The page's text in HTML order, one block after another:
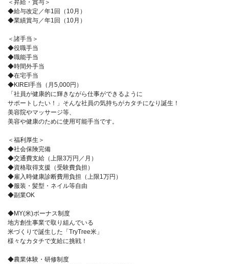
＜昇給・賞与＞
◆給与改定／年1回（10月）
◆業績賞与／年1回（10月）
＜諸手当＞
◆役職手当
◆職能手当
◆時間外手当
◆在宅手当
◆KIREI手当（月5,000円）
「社員が健康的に輝きながら仕事ができるように
サポートしたい！」そんな社員の気持ちがカタチになり誕生！
美容院やマッサージ等、
美容や健康のために使用可能手当です。
＜福利厚生＞
◆社会保険完備
◆交通費支給（上限3万円／月）
◆資格取得支援（受験費負担）
◆雇入時健康診断費用負担（上限1万円）
◆服装・髪型・ネイル等自由
◆副業OK
◆MY(米)ボーナス制度
地方創生事業で取り組んでいる
米づくりで誕生した「TryTree米」
様々なカタチで支給に挑戦！
◆農業体験・研修制度